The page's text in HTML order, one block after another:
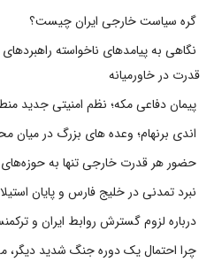
گره سیاست خارجی ایران چیست؟
نگاهی به پیامدهای ناخواسته راهبردهای
قدرت در خاورمیانه
پیمان دفاعی مکه؛ نظم امنیتی جدید
اندی برنهام؛ وعده های بزرگ در
حضور هر قدرت خارجی تنها به
نبرد تمدنی در خلیج فارس و پایان
درباره لزوم گسترش روابط ایران و
چرا احتمال یک دوره جنگ شدید دیگر،